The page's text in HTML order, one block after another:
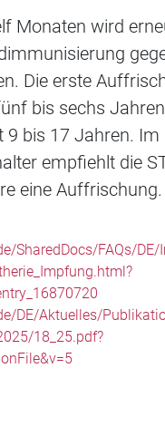
Monaten wird
Die erste
bis sechs
9 bis 17 Jahren. Im
empfiehlt die
eine Auffrischung.
SharedDocs/FAQs/
DE/Aktuelles/
18_25.pdf?